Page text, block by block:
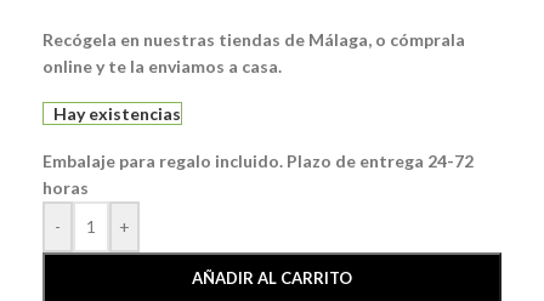
Recógela en nuestras tiendas de Málaga, o cómprala
online y te la enviamos a casa.
Hay existencias
Embalaje para regalo incluido. Plazo de entrega 24-72
horas
-
+
AÑADIR AL CARRITO